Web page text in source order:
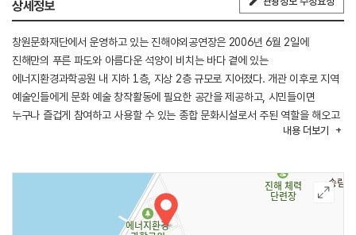
상세정보
창원문화재단에서 운영하고 있는 진해야외공연장은 2006년 6월 2일에
진해만의 푸른 파도와 아름다운 석양이 비치는 바다 곁에 있는
에너지환경과학공원 내 지하 1층, 지상 2층 규모로 지어졌다. 개관 이후로 지역
예술인들에게 문화 예술 창작활동에 필요한 공간을 제공하고, 시민들이면
누구나 즐겁게 참여하고 사용할 수 있는 종합 문화시설로서 주된 역할을 해오고
있다. 주요 시설로 본관 건물에는 964석을 갖춘 옥외 관람석을 비롯해
있고 무대관에는 분장실, 리허설룸이 있으며 지상 2층의 별관에는 대연습실과
제4~6 연습실이 있다. 창원시민과 진해구민의 문화 예술 소양 증진에 도움이
되는 다양하고 다채로운 아카데미 강좌를 운영하고 있고, 상주단체 및
상주작가들이 우수한 공연과 전시예술을 선보이기 위해 창작예술 활동에
내용 더보기